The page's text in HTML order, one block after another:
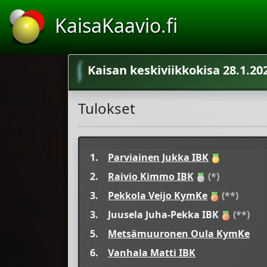
KaisaKaavio.fi
Kaisan keskiviikkokisa
Tulokset
1.
Parviainen Jukka IBK
2.
Raivio Kimmo IBK
(*)
3.
Pekkola Veijo KymKe
(**)
3.
Juusela Juha-Pekka IBK
(**)
5.
Metsämuuronen Oula KymKe
6.
Vanhala Matti IBK